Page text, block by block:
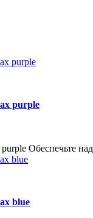
purple
Обеспечьте
blue